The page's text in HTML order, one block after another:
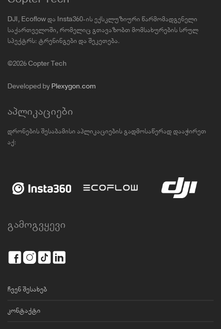
DJI, Ecoflow და Insta360-ის ექსკლუზიური წარმომადგენელი
საქართველოში, რომელიც გთავაზობთ მომსახურების სრულ
სპექტრს: ტრენინგები და შეკეთება.
©2026 Copter Tech
Developed by Plexygon.com
აპლიკაციები
დრონების შესაბამისი აპლიკაციების გადმოსაწერად დააჭირეთ
აქ:
გამოგვყევი
ჩვენ შესახებ
კონტაქტი